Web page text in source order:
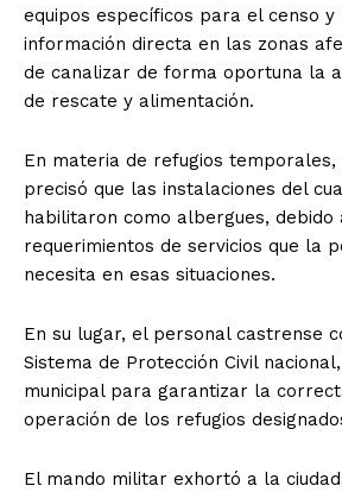
equipos específicos para el censo y
información directa en las zonas
de canalizar de forma oportuna la
de rescate y alimentación.
En materia de refugios temporales,
precisó que las instalaciones del
habilitaron como albergues, debido
requerimientos de servicios que la
necesita en esas situaciones.
En su lugar, el personal castrense
Sistema de Protección Civil
municipal para garantizar la
operación de los refugios
El mando militar exhortó a la